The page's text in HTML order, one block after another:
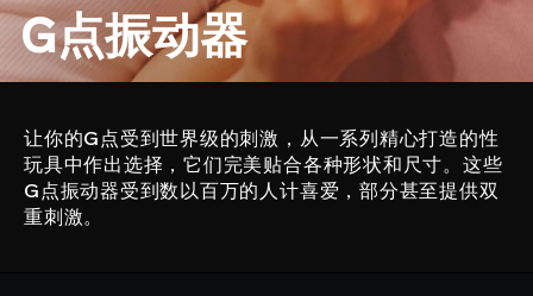
G点振动器
描
述
让你的G点受到世界级的刺激，从一系列精心打造的性
玩具中作出选择，它们完美贴合各种形状和尺寸。这些
G点振动器受到数以百万的人计喜爱，部分甚至提供双
重刺激。